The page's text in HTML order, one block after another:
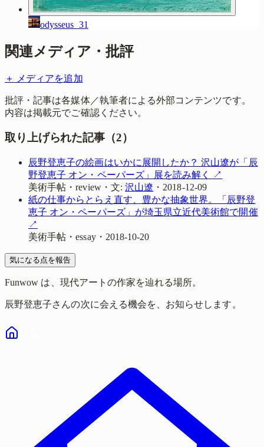
odysseus_31
関連メディア・批評
＋ メディアを追加
批評・記事は各媒体／執筆者による外部コンテンツです。
内容は掲載元でご確認ください。
取り上げられた記事（2）
辰野登恵子の絵画はいかに展開したか？ 沢山遼が「辰
野登恵子 オン・ペーパーズ」展を読み解く
↗
美術手帖 ・review・ 文:沢山遼 ・ 2018-12-09
紙の仕事からとらえ直す、豊かな抽象世界。「辰野登
恵子 オン・ペーパーズ」が埼玉県立近代美術館で開催
↗
美術手帖 ・essay・ 2018-10-20
気になる点を報告
Funwow は、現代アートの作家を辿れる場所。
辰野登恵子さんの次に会える機会を、お知らせします。